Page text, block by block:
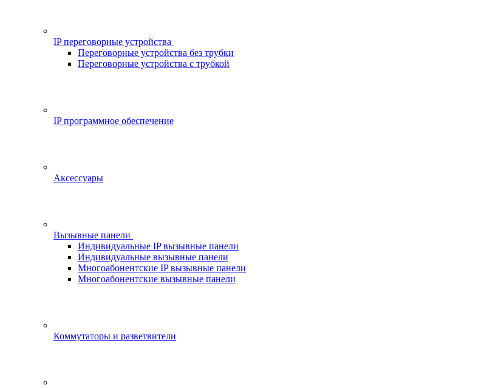
IP переговорные устройства
Переговорные устройства без трубки
Переговорные устройства с трубкой
IP программное обеспечение
Аксессуары
Вызывные панели
Индивидуальные IP вызывные панели
Индивидуальные вызывные панели
Многоабонентские IP вызывные панели
Многоабонентские вызывные панели
Коммутаторы и разветвители